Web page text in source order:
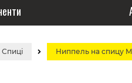
Спиці Ниппель на спицу